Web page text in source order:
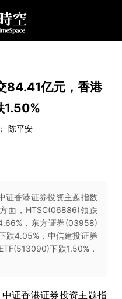
84.41亿元，香港
陈平安
证香港证券投资主题指数
面，HTSC(06886)领跌
，东方证券(03958)
跌4.05%，中信建投证券
下跌1.50%，
中证香港证券投资主题指